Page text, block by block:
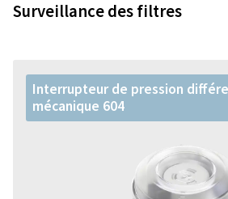
Surveillance des filtres
Interrupteur de pression
mécanique 604